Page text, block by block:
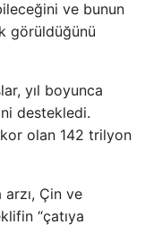
ve bunun
görüldüğünü
yıl boyunca
destekledi.
olan 142 trilyon
arzı, Çin ve
“çatıya